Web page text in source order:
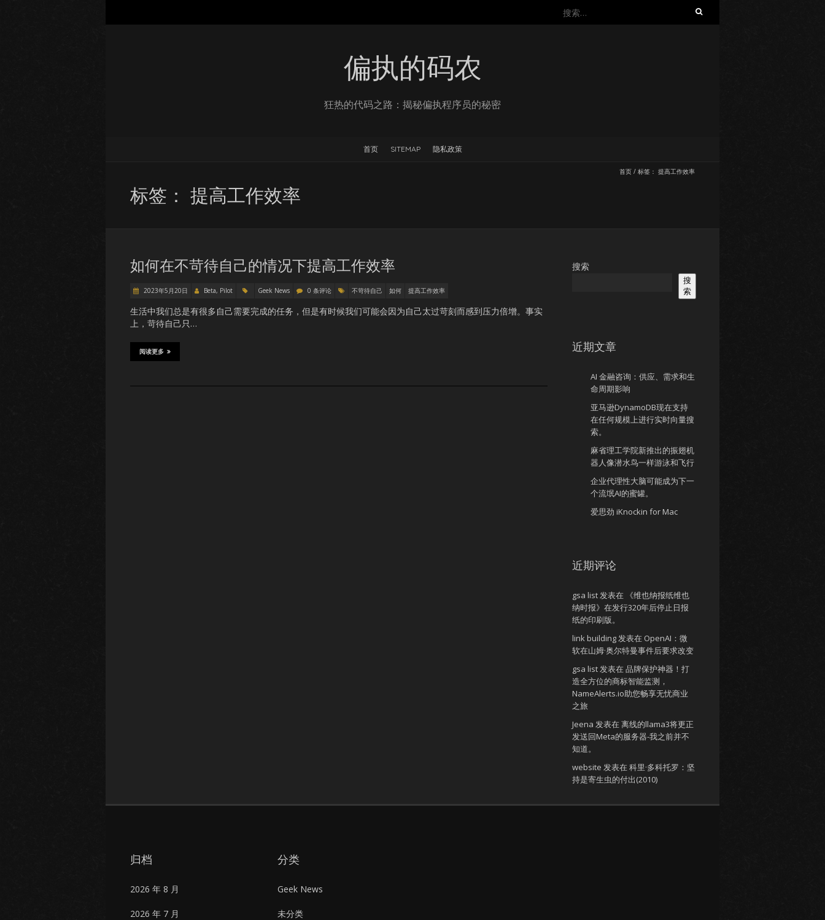
搜
偏执的码农
狂热的代码之路：揭秘偏执程序员的秘密
首页 SITEMAP 隐私政策
首页 / 标签： 提高工作效率
标签： 提高工作效率
如何在不苛待自己的情况下提高工作效率
2023年5月20日 Beta, Pilot Geek News 0 条评论 不苛待自己 如何 提高工作效率
生活中我们总是有很多自己需要完成的任务，但是有时候我们可能会因为自己太过苛刻而感到压力倍增。事实
上，苛待自己只…
阅读更多
搜索
搜
索
近期文章
AI 金融咨询：供应、需求和生
命周期影响
亚马逊DynamoDB现在支持
在任何规模上进行实时向量搜
索。
麻省理工学院新推出的振翅机
器人像潜水鸟一样游泳和飞行
企业代理性大脑可能成为下一
个流氓AI的蜜罐。
爱思劲 iKnockin for Mac
近期评论
gsa list发表在
《维也纳报纸维也
纳时报》在发行320年后停止日报
纸的印刷版。
link building发表在 OpenAI：微
软在山姆·奥尔特曼事件后要求改变
gsa list发表在 品牌保护神器！打
造全方位的商标智能监测，
NameAlerts.io助您畅享无忧商业
之旅
Jeena 发表在 离线的llama3将更正
发送回Meta的服务器-我之前并不
知道。
website 发表在 科里·多科托罗：坚
持是寄生虫的付出(2010)
归档
2026 年 8 月
2026 年 7 月
分类
Geek News
未分类